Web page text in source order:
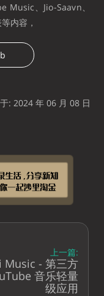
Music、Jio-Saavn、
内容，
: 2024 年 06 月 08 日
上一篇:
Music - 第三方
音乐轻量
级应用